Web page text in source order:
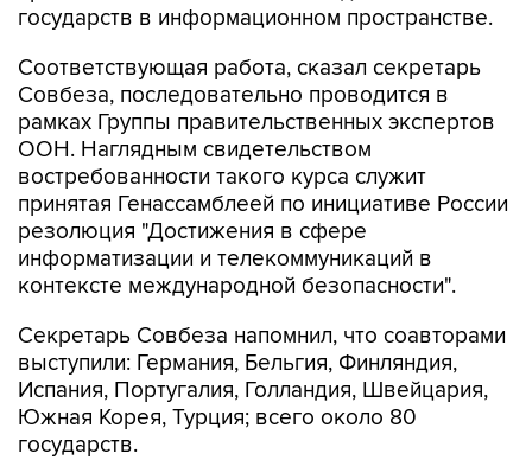
государств в информационном пространстве.
Соответствующая работа, сказал секретарь
Совбеза, последовательно проводится в
рамках Группы правительственных экспертов
ООН. Наглядным свидетельством
востребованности такого курса служит
принятая Генассамблеей по инициативе России
резолюция "Достижения в сфере
информатизации и телекоммуникаций в
контексте международной безопасности".
Секретарь Совбеза напомнил, что соавторами
выступили: Германия, Бельгия, Финляндия,
Испания, Португалия, Голландия, Швейцария,
Южная Корея, Турция; всего около 80
государств.